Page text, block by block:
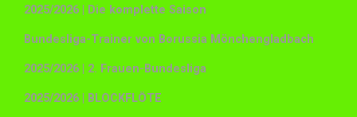
2025/2026 | Die komplette Saison
Bundesliga-Trainer von Borussia Mönchengladbach
2025/2026 | 2. Frauen-Bundesliga
2025/2026 | BLOCKFLÖTE